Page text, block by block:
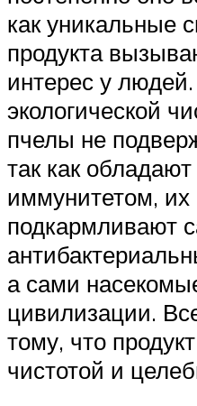
как уникальные
продукта
интерес у
экологической
пчелы не
так как
иммунитетом, их
подкармливают
а сами
цивилизации.
тому, что
чистотой и